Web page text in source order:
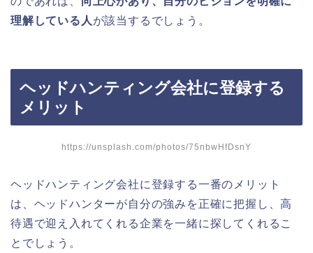
理解している人 が該当するでしょう。
ヘッドハンティング会社に登録する
メリット
https://unsplash.com/photos/75nbwHfDsnY
ヘッドハンティング会社に登録する一番のメリット
は、ヘッドハンターが自分の強みを正確に把握し、高
待遇で迎え入れてくれる企業を一緒に探してくれるこ
とでしょう。